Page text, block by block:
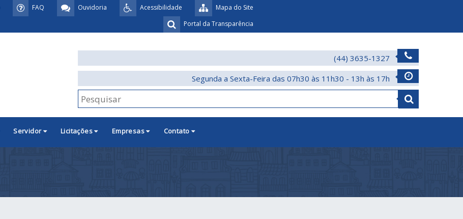
Mapa do Site
Acessibilidade
Ouvidoria
FAQ
Portal da Transparência
(44) 3635-1327
Segunda a Sexta-Feira das 07h30 às 11h30 - 13h às 17h
Servidor Licitações Empresas Contato